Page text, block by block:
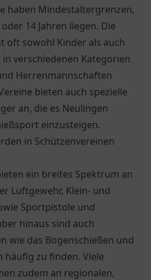
haben Mindestaltergrenzen,
14 Jahren liegen. Die
oft sowohl Kinder als auch
verschiedenen Kategorien
Herrenmannschaften
bieten auch spezielle
an, die es Neulingen
einzusteigen.
in Schützenvereinen
ein breites Spektrum an
Luftgewehr, Klein- und
Sportpistole und
hinaus sind auch
wie das Bogenschießen und
häufig zu finden. Viele
zudem an regionalen,